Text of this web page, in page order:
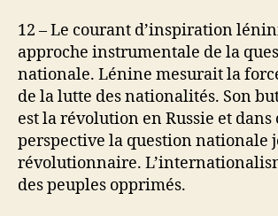
12 – Le courant d’inspiration
approche instrumentale de la
nationale. Lénine mesurait la
de la lutte des nationalités. Son
est la révolution en Russie et dans
perspective la question nationale
révolutionnaire.
des peuples opprimés.